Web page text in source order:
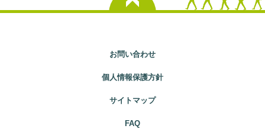
お問い合わせ
個人情報保護方針
サイトマップ
FAQ